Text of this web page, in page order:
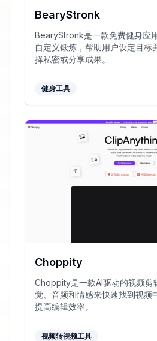
BearyStronk
BearyStronk是一款免费健身应
自定义锻炼，帮助用户设定目标
择私密或分享成果。
健身工具
Choppity
Choppity是一款AI驱动的视频剪
觉、音频和情感来快速找到视频
提高编辑效率。
视频转视频工具